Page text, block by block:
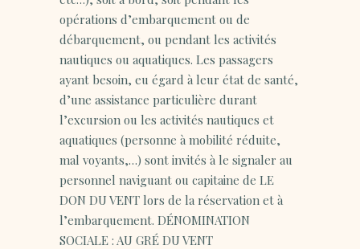
opérations d’embarquement ou de
débarquement, ou pendant les activités
nautiques ou aquatiques. Les passagers
ayant besoin, eu égard à leur état de santé,
d’une assistance particulière durant
l’excursion ou les activités nautiques et
aquatiques (personne à mobilité réduite,
mal voyants,…) sont invités à le signaler au
personnel naviguant ou capitaine de LE
DON DU VENT lors de la réservation et à
l’embarquement. DÉNOMINATION
SOCIALE : AU GRÉ DU VENT